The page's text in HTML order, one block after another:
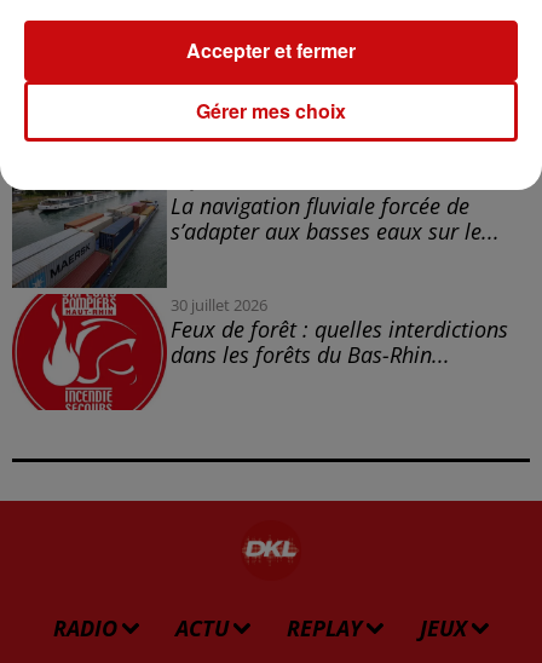
31 juillet 2026
la 77e Foire aux vins de Colmar
ouvre ses portes pendant 10 jours
La navigation fluviale forcée de
s’adapter aux basses eaux sur le...
30 juillet 2026
Feux de forêt : quelles interdictions
dans les forêts du Bas-Rhin...
RADIO ACTU REPLAY JEUX
Gérer mes choix
Accepter et fermer